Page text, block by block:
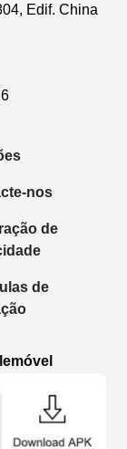
Edif. China
nos
de
de